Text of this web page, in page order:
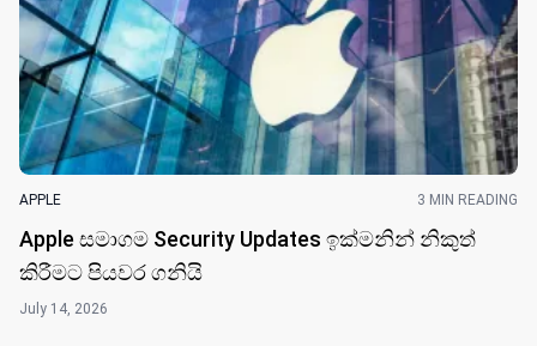
APPLE 3 MIN READING
Apple සමාගම Security Updates ඉක්මනින් නිකුත්
කිරීමට පියවර ගනියි
July 14, 2026